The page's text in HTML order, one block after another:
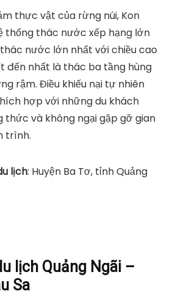
thực vật của rừng núi, Kon
thống thác nước xếp hạng lớn
nước lớn nhất với chiều cao
đến nhất là thác ba tầng hùng
rậm. Điều khiếu nại tự nhiên
hợp với những du khách
và không ngại gặp gỡ gian
trình.
lịch: Huyện Ba Tơ, tỉnh Quảng
lịch Quảng Ngãi –
Sa